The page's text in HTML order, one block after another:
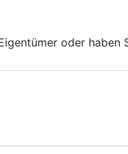
oder